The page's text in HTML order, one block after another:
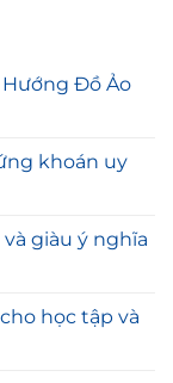
Hướng Đồ Ảo
khoán uy
giàu ý nghĩa
học tập và